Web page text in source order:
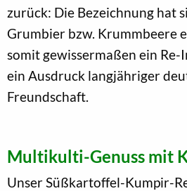
zurück: Die Bezeichnung hat
Grumbier bzw. Krummbeere
somit gewissermaßen ein Re-
ein Ausdruck langjähriger
Freundschaft.
Multikulti-Genuss mit
Unser Süßkartoffel-Kumpir-